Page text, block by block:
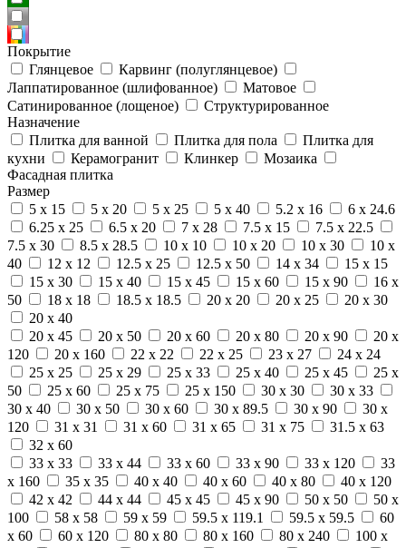
Покрытие
Глянцевое
Карвинг (полуглянцевое)
Лаппатированное (шлифованное)
Матовое
Сатинированное (лощеное)
Структурированное
Назначение
Плитка для ванной
Плитка для пола
Плитка для
кухни
Керамогранит Клинкер
Мозаика
Фасадная плитка
Размер
5 x 15
5 x 20 5 x 25 5 x 40 5.2 x 16
6 x 24.6
6.25 x 25
6.5 x 20 7 x 28 7.5 x 15
7.5 x 22.5
7.5 x 30
8.5 x 28.5 10 x 10 10 x 20 10 x 30
10 x
40
12 x 12 12.5 x 25 12.5 x 50 14 x 34
15 x 15
15 x 30
15 x 40 15 x 45 15 x 60 15 x 90
16 x
50
18 x 18 18.5 x 18.5 20 x 20 20 x 25
20 x 30
20 x 40
20 x 45
20 x 50 20 x 60 20 x 80 20 x 90
20 x
120
20 x 160 22 x 22 22 x 25 23 x 27
24 x 24
25 x 25
25 x 29 25 x 33 25 x 40 25 x 45
25 x
50
25 x 60 25 x 75 25 x 150 30 x 30
30 x 33
30 x 40
30 x 50 30 x 60 30 x 89.5 30 x 90
30 x
120
31 x 31 31 x 60 31 x 65 31 x 75
31.5 x 63
32 x 60
33 x 33
33 x 44 33 x 60 33 x 90 33 x 120
33
x 160
35 x 35 40 x 40 40 x 60 40 x 80
40 x 120
42 x 42
44 x 44 45 x 45 45 x 90 50 x 50
50 x
100
58 x 58 59 x 59 59.5 x 119.1 59.5 x 59.5
60
x 60
60 x 120 80 x 80 80 x 160 80 x 240
100 x